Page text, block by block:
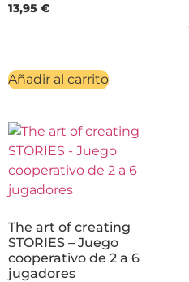
13,95 €
Añadir al carrito
The art of creating
STORIES – Juego
cooperativo de 2 a 6
jugadores